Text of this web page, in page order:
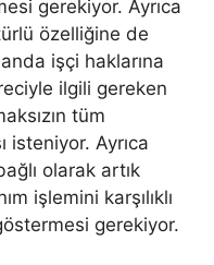
gerekiyor. Ayrıca
özelliğine de
işçi haklarına
ilgili gereken
tüm
isteniyor. Ayrıca
olarak artık
işlemini karşılıklı
gerekiyor.